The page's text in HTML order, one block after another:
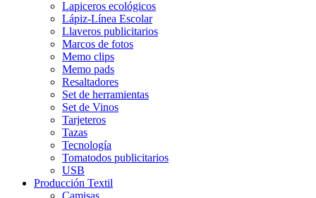
Lapiceros ecológicos
Lápiz-Línea Escolar
Llaveros publicitarios
Marcos de fotos
Memo clips
Memo pads
Resaltadores
Set de herramientas
Set de Vinos
Tarjeteros
Tazas
Tecnología
Tomatodos publicitarios
USB
Producción Textil